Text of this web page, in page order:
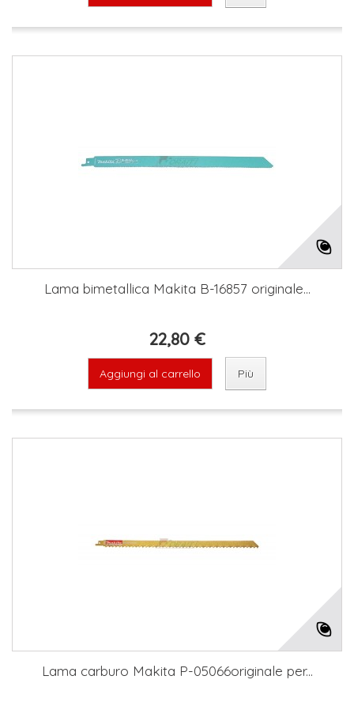
Lama bimetallica Makita B-16857 originale...
22,80 €
Aggiungi al carrello Più
Lama carburo Makita P-05066originale per...